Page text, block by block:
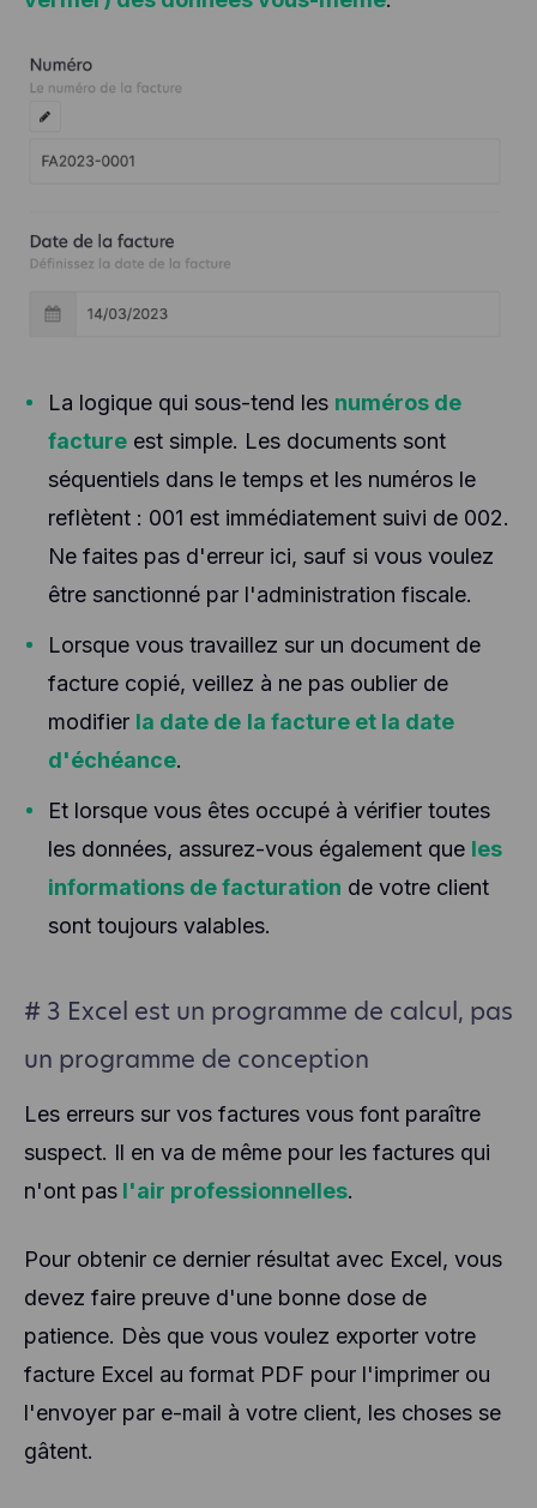
La logique qui sous-tend les numéros de
facture est simple. Les documents sont
séquentiels dans le temps et les numéros le
reflètent : 001 est immédiatement suivi de 002.
Ne faites pas d'erreur ici, sauf si vous voulez
être sanctionné par l'administration fiscale.
Lorsque vous travaillez sur un document de
facture copié, veillez à ne pas oublier de
modifier la date de la facture et la date
d'échéance.
Et lorsque vous êtes occupé à vérifier toutes
les données, assurez-vous également que les
informations de facturation de votre client
sont toujours valables.
# 3 Excel est un programme de calcul, pas
un programme de conception
Les erreurs sur vos factures vous font paraître
suspect. Il en va de même pour les factures qui
n'ont pas l'air professionnelles.
Pour obtenir ce dernier résultat avec Excel, vous
devez faire preuve d'une bonne dose de
patience. Dès que vous voulez exporter votre
facture Excel au format PDF pour l'imprimer ou
l'envoyer par e-mail à votre client, les choses se
gâtent.